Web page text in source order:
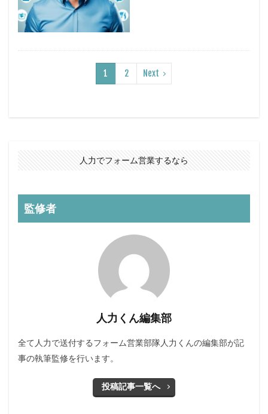
1 2 Next
人力でフォーム営業するなら
監修者
人力くん編集部
全て人力で送付するフォーム営業部隊人力くんの編集部が記
事の執筆監修を行います。
投稿記事一覧へ